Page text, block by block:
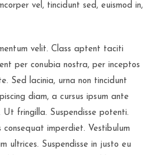
vel, tincidunt sed, euismod in,
velit. Class aptent taciti
per conubia nostra, per inceptos
Sed lacinia, urna non tincidunt
diam, a cursus ipsum ante
fringilla. Suspendisse potenti.
imperdiet. Vestibulum
ultrices. Suspendisse in justo eu